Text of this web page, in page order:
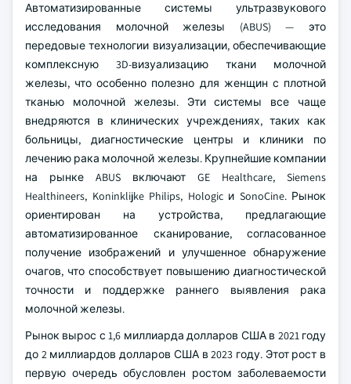
Автоматизированные системы ультразвукового
исследования молочной железы (ABUS) — это
передовые технологии визуализации, обеспечивающие
комплексную 3D-визуализацию ткани молочной
железы, что особенно полезно для женщин с плотной
тканью молочной железы. Эти системы все чаще
внедряются в клинических учреждениях, таких как
больницы, диагностические центры и клиники по
лечению рака молочной железы. Крупнейшие компании
на рынке ABUS включают GE Healthcare, Siemens
Healthineers, Koninklijke Philips, Hologic и SonoCine. Рынок
ориентирован на устройства, предлагающие
автоматизированное сканирование, согласованное
получение изображений и улучшенное обнаружение
очагов, что способствует повышению диагностической
точности и поддержке раннего выявления рака
молочной железы.
Рынок вырос с 1,6 миллиарда долларов США в 2021 году
до 2 миллиардов долларов США в 2023 году. Этот рост в
первую очередь обусловлен ростом заболеваемости